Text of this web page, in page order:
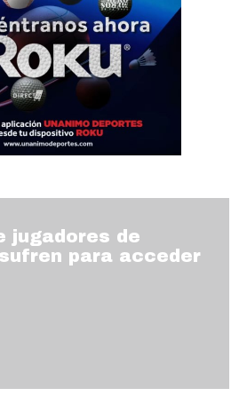
jugadores de
para acceder